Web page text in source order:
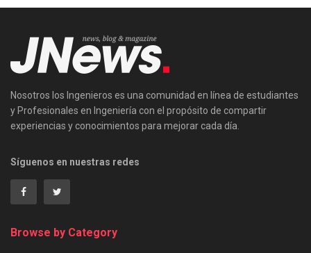
Nosotros los Ingenieros es una comunidad en línea de estudiantes
y Profesionales en Ingeniería con el propósito de compartir
experiencias y conocimientos para mejorar cada día.
Síguenos en nuestras redes
Browse by Category